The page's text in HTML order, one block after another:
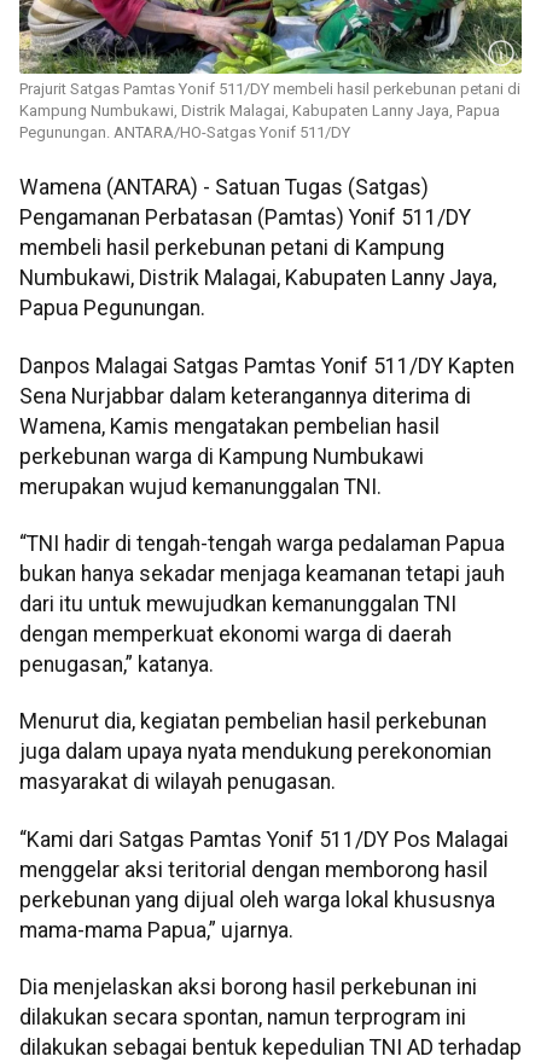
Prajurit Satgas Pamtas Yonif 511/DY membeli hasil perkebunan petani di
Kampung Numbukawi, Distrik Malagai, Kabupaten Lanny Jaya, Papua
Pegunungan. ANTARA/HO-Satgas Yonif 511/DY
Wamena (ANTARA) - Satuan Tugas (Satgas)
Pengamanan Perbatasan (Pamtas) Yonif 511/DY
membeli hasil perkebunan petani di Kampung
Numbukawi, Distrik Malagai, Kabupaten Lanny Jaya,
Papua Pegunungan.
Danpos Malagai Satgas Pamtas Yonif 511/DY Kapten
Sena Nurjabbar dalam keterangannya diterima di
Wamena, Kamis mengatakan pembelian hasil
perkebunan warga di Kampung Numbukawi
merupakan wujud kemanunggalan TNI.
“TNI hadir di tengah-tengah warga pedalaman Papua
bukan hanya sekadar menjaga keamanan tetapi jauh
dari itu untuk mewujudkan kemanunggalan TNI
dengan memperkuat ekonomi warga di daerah
penugasan,” katanya.
Menurut dia, kegiatan pembelian hasil perkebunan
juga dalam upaya nyata mendukung perekonomian
masyarakat di wilayah penugasan.
“Kami dari Satgas Pamtas Yonif 511/DY Pos Malagai
menggelar aksi teritorial dengan memborong hasil
perkebunan yang dijual oleh warga lokal khususnya
mama-mama Papua,” ujarnya.
Dia menjelaskan aksi borong hasil perkebunan ini
dilakukan secara spontan, namun terprogram ini
dilakukan sebagai bentuk kepedulian TNI AD terhadap